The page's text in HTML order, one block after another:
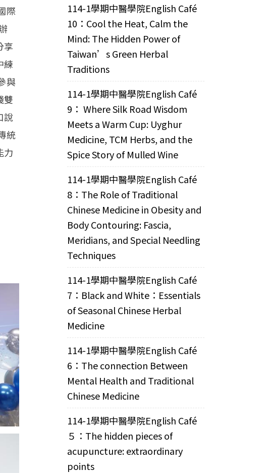
際
享
練
與
雙
說
統
力
114-1學期中醫學院English Café
10：Cool the Heat, Calm the
Mind: The Hidden Power of
Taiwan’s Green Herbal
Traditions
114-1學期中醫學院English Café
9： Where Silk Road Wisdom
Meets a Warm Cup: Uyghur
Medicine, TCM Herbs, and the
Spice Story of Mulled Wine
114-1學期中醫學院English Café
8：The Role of Traditional
Chinese Medicine in Obesity and
Body Contouring: Fascia,
Meridians, and Special Needling
Techniques
114-1學期中醫學院English Café
7：Black and White：Essentials
of Seasonal Chinese Herbal
Medicine
114-1學期中醫學院English Café
6：The connection Between
Mental Health and Traditional
Chinese Medicine
114-1學期中醫學院English Café
５：The hidden pieces of
acupuncture: extraordinary
points